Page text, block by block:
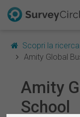
Scopri la ricerca
Amity Global
Amity
School